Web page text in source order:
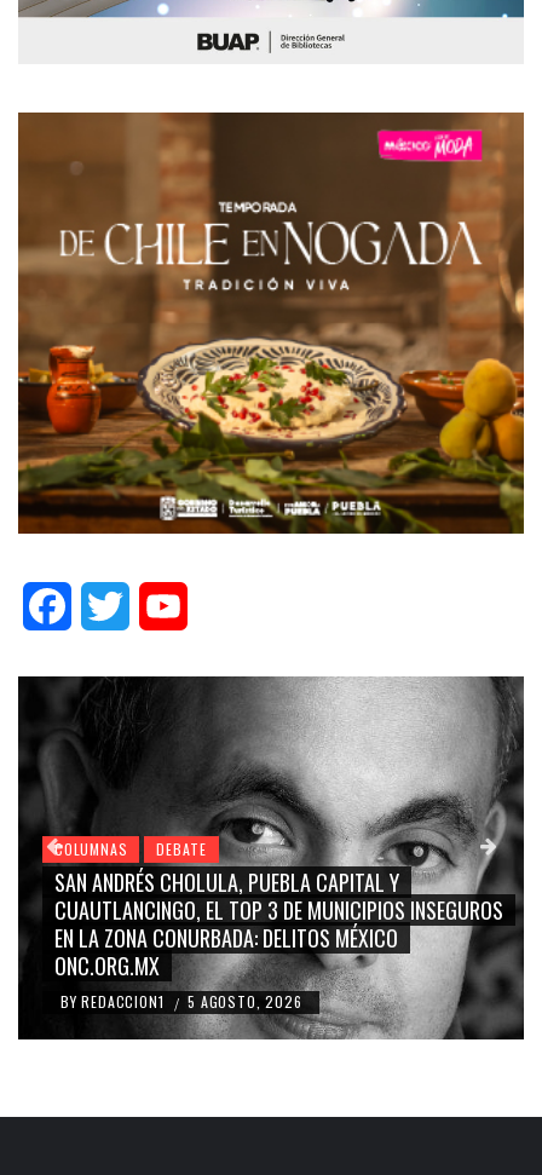
FacebookTwitter
INSEGUROS
COLUMNAS DEBATE
GRACE PALOMARES, NAY SALVATORI,
CARMEN SALINAS “LA CORCHOLATA”,
BLANCO, SILVIA PINAL: LA TRIVIALIZACIÓN
RIDICULIZACIÓN DE LA REPRESENTACIÓN
BY REDACCION1 4 AGOSTO, 2026